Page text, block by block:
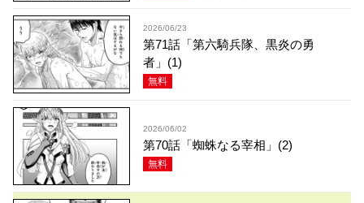
2026/06/23
第71話「第六騎兵隊、黒炎の勇
者」(1)
無料
2026/06/02
第70話「蜘蛛なる宰相」(2)
無料